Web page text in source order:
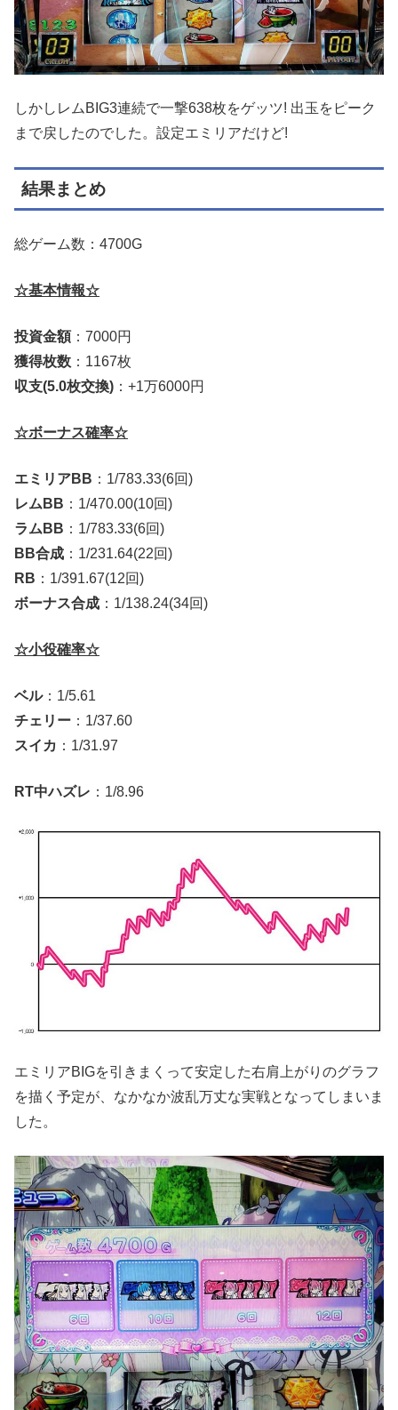
しかしレムBIG3連続で一撃638枚をゲッツ! 出玉をピーク
まで戻したのでした。設定エミリアだけど!
結果まとめ
総ゲーム数：4700G
☆基本情報☆
投資金額：7000円
獲得枚数 ：1167枚
収支(5.0枚交換) ：+1万6000円
☆ボーナス確率☆
エミリアBB ：1/783.33(6回)
レムBB ：1/470.00(10回)
ラムBB ：1/783.33(6回)
BB合成 ：1/231.64(22回)
RB ：1/391.67(12回)
ボーナス合成 ：1/138.24(34回)
☆小役確率☆
ベル：1/5.61
チェリー ：1/37.60
スイカ ：1/31.97
RT中ハズレ ：1/8.96
エミリアBIGを引きまくって安定した右肩上がりのグラフ
を描く予定が、なかなか波乱万丈な実戦となってしまいま
した。